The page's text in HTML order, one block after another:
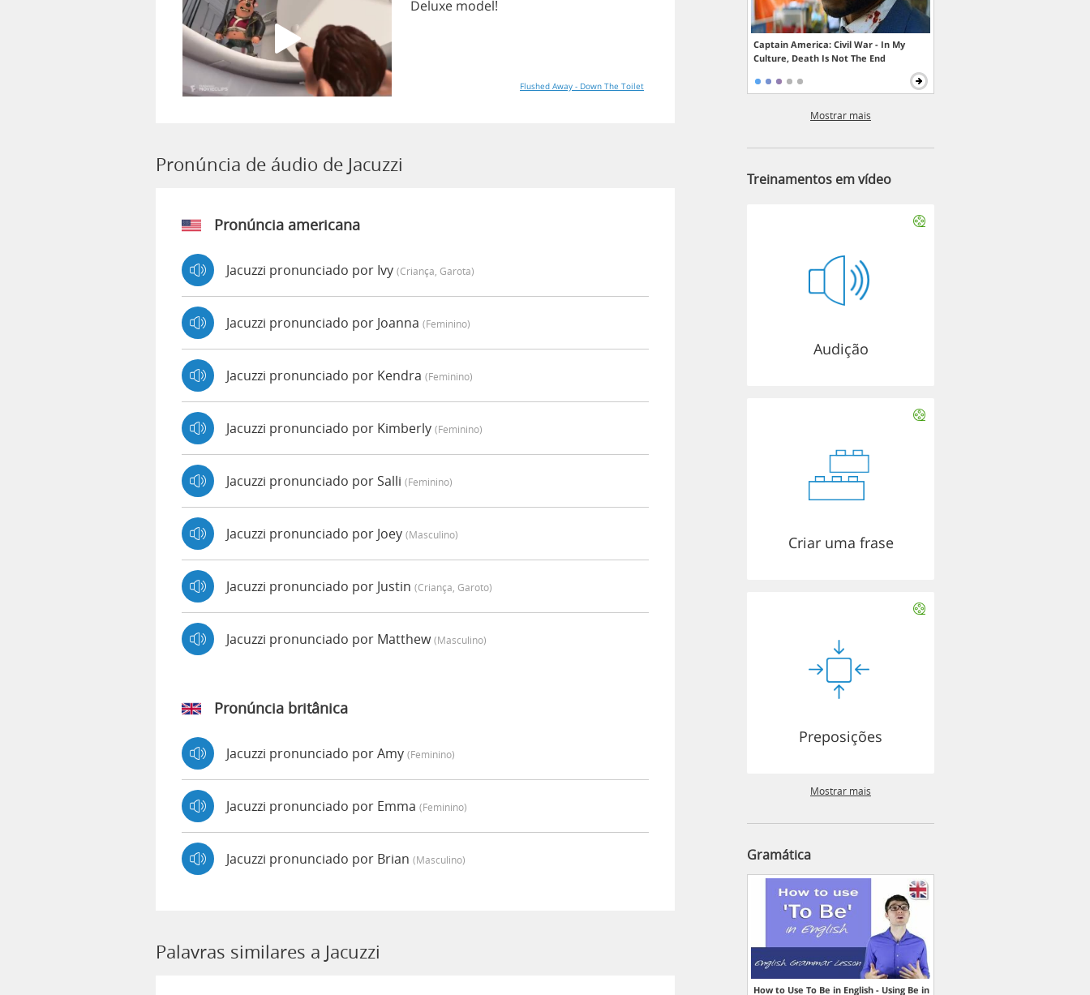
Deluxe model!
Flushed Away - Down The Toilet
Pronúncia de áudio de Jacuzzi
Pronúncia americana
Jacuzzi pronunciado por Ivy (criança, Garota)
Jacuzzi pronunciado por Joanna (feminino)
Jacuzzi pronunciado por Kendra (feminino)
Jacuzzi pronunciado por Kimberly (feminino)
Jacuzzi pronunciado por Salli (feminino)
Jacuzzi pronunciado por Joey (masculino)
Jacuzzi pronunciado por Justin (criança, Garoto)
Jacuzzi pronunciado por Matthew(masculino)
Pronúncia britânica
Jacuzzi pronunciado por Amy (feminino)
Jacuzzi pronunciado por Emma (feminino)
Jacuzzi pronunciado por Brian (masculino)
Palavras similares a Jacuzzi
Captain America: Civil War - In My
Culture, Death Is Not The End
Mostrar mais
Treinamentos em vídeo
Audição
Criar uma frase
Preposições
Mostrar mais
Gramática
How to Use To Be in English - Using Be in